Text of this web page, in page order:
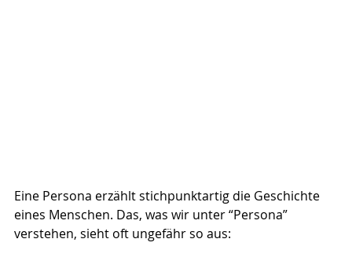
Eine Persona erzählt stichpunktartig die Geschichte
eines Menschen. Das, was wir unter “Persona”
verstehen, sieht oft ungefähr so aus: